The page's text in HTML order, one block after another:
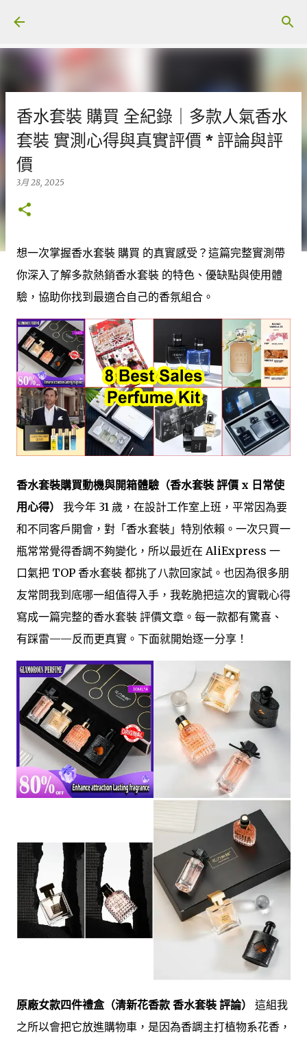
香水套裝 購買 全紀錄｜多款人氣香水
套裝 實測心得與真實評價 * 評論與評
價
3月 28, 2025
想一次掌握香水套裝 購買 的真實感受？這篇完整實測帶
你深入了解多款熱銷香水套裝 的特色、優缺點與使用體
驗，協助你找到最適合自己的香氛組合。
香水套裝購買動機與開箱體驗（香水套裝 評價 x 日常使
用心得）
我今年 31 歲，在設計工作室上班，平常因為要
和不同客戶開會，對「香水套裝」特別依賴。一次只買一
瓶常常覺得香調不夠變化，所以最近在 AliExpress 一
口氣把 TOP 香水套裝 都挑了八款回家試。也因為很多朋
友常問我到底哪一組值得入手，我乾脆把這次的實戰心得
寫成一篇完整的香水套裝 評價文章。每一款都有驚喜、
有踩雷——反而更真實。下面就開始逐一分享！
原廠女款四件禮盒（清新花香款 香水套裝 評論）
這組我
之所以會把它放進購物車，是因為香調主打植物系花香，